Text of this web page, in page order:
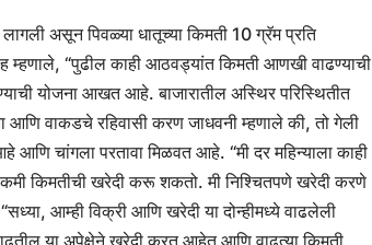
असून पिवळ्या धातूच्या किमती 10 ग्रॅम प्रति
म्हणाले, “पुढील काही आठवड्यांत किमती आणखी वाढण्याची
योजना आखत आहे. बाजारातील अस्थिर परिस्थितीत
आणि वाकडचे रहिवासी करण जाधवनी म्हणाले की, तो गेली
आणि चांगला परतावा मिळवत आहे. “मी दर महिन्याला काही
किमतीची खरेदी करू शकतो. मी निश्चितपणे खरेदी करणे
“सध्या, आम्ही विक्री आणि खरेदी या दोन्हीमध्ये वाढलेली